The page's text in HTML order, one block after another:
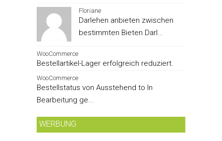
Floriane
Darlehen anbieten zwischen
bestimmten Bieten Darl...
WooCommerce
Bestellartikel-Lager erfolgreich reduziert.
WooCommerce
Bestellstatus von Ausstehend to In
Bearbeitung ge...
WERBUNG